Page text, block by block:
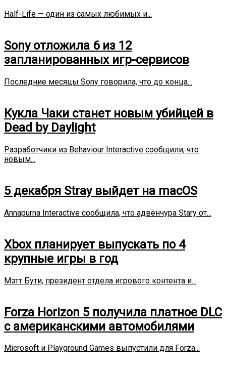
Half-Life — один из самых любимых и...
Sony отложила 6 из 12
запланированных игр-сервисов
Последние месяцы Sony говорила, что до конца...
Кукла Чаки станет новым убийцей в
Dead by Daylight
Разработчики из Behaviour Interactive сообщили, что
новым...
5 декабря Stray выйдет на macOS
Annapurna Interactive сообщила, что адвенчура Stary от...
Xbox планирует выпускать по 4
крупные игры в год
Мэтт Бути, президент отдела игрового контента и...
Forza Horizon 5 получила платное DLC
с американскими автомобилями
Microsoft и Playground Games выпустили для Forza...